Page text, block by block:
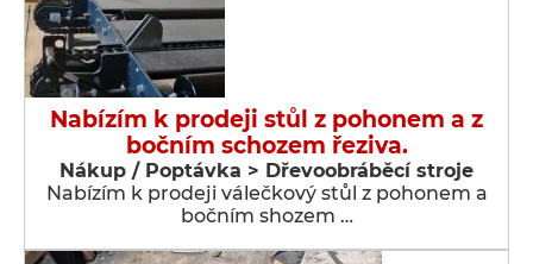
Nabízím k prodeji stůl z pohonem a z
bočním schozem řeziva.
Nákup / Poptávka > Dřevoobráběcí stroje
Nabízím k prodeji válečkový stůl z pohonem a
bočním shozem …